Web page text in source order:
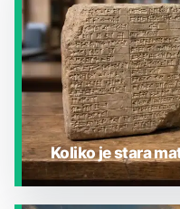
Koliko je stara